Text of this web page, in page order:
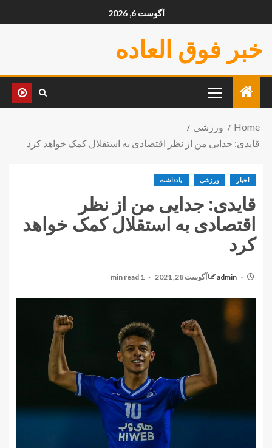
آگوست 6, 2026
خبر فوق العاده
Home
ورزشی
قایدی: جدایی من از نظر اقتصادی به استقلال کمک خواهد کرد
اخبار ورزشی یادداشت
قایدی: جدایی من از نظر
اقتصادی به استقلال کمک خواهد
کرد
admin آگوست 28, 2021 1 min read